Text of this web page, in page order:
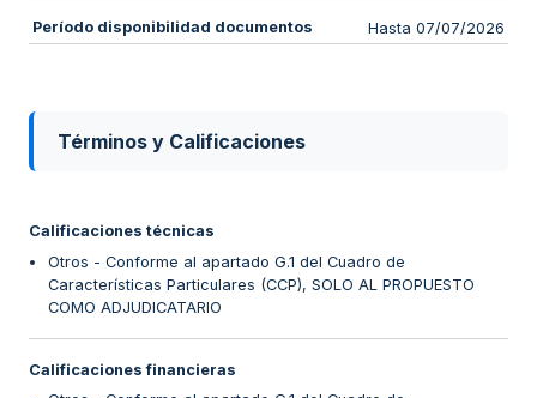
Período disponibilidad documentos Hasta 07/07/2026
Términos y Calificaciones
Calificaciones técnicas
Otros - Conforme al apartado G.1 del Cuadro de
Características Particulares (CCP), SOLO AL PROPUESTO
COMO ADJUDICATARIO
Calificaciones financieras